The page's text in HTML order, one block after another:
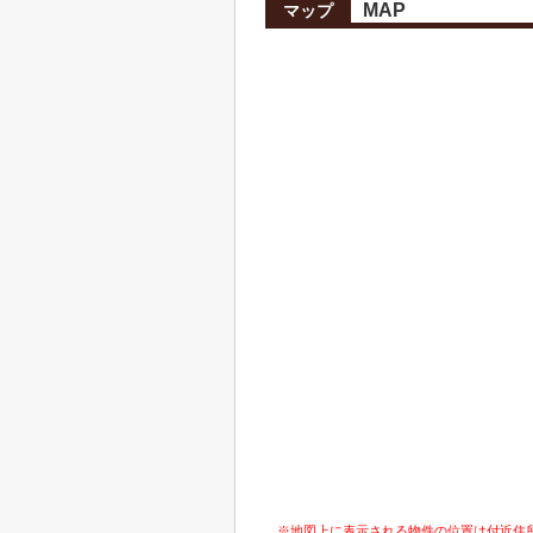
マップ MAP